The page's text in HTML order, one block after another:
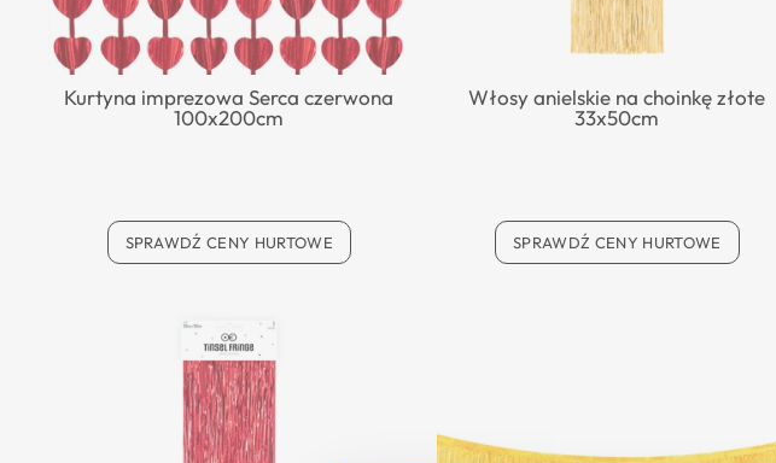
Kurtyna imprezowa Serca czerwona
100x200cm
SPRAWDŹ CENY HURTOWE
Włosy anielskie na choinkę złote
33x50cm
SPRAWDŹ CENY HURTOWE